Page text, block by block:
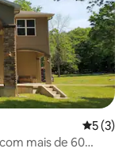
5 de
5 (3)
mais de 60